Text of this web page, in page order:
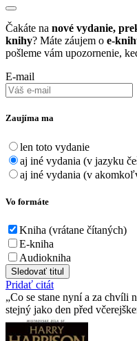
Čakáte na nové vydanie,
knihy? Máte záujem o e-
pošleme vám upozornenie,
E-mail
Zaujíma ma
len toto vydanie
aj iné vydania (v jazyku
aj iné vydania (v
Vo formáte
Kniha (vrátane čítaných)
E-kniha
Audiokniha
Sledovať titul
Pridať citát
Co se stane nyní a za chvíli
stejný jako den před